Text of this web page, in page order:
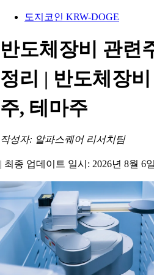
도지코인 KRW-DOGE
반도체장비 관련
정리 | 반도체장
주, 테마주
작성자: 알파스퀘어 리서치팀
| 최종 업데이트 일시: 2026년 8월 6